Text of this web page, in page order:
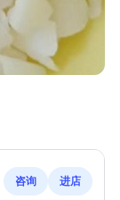
咨询 进店